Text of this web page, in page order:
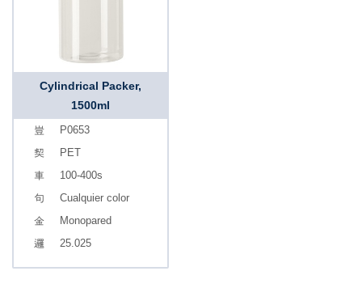
Cylindrical Packer,
1500ml
P0653
PET
100-400s
Cualquier color
Monopared
25.025